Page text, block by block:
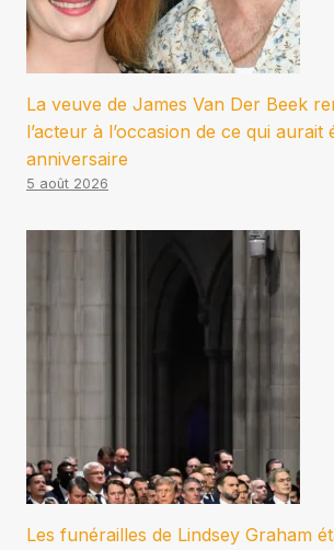
La veuve de James Van Der Beek
l’acteur à l’occasion de ce qui aurait
anniversaire
5 août 2026
Les funérailles de Lindsey Graham